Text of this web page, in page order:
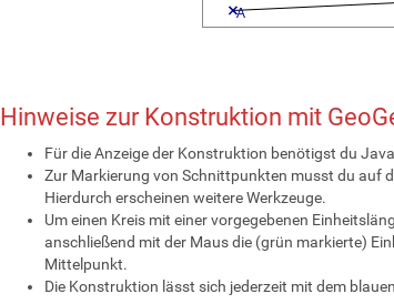
Hinweise zur Konstruktion mit
Für die Anzeige der Konstruktion benötigst du
Zur Markierung von Schnittpunkten musst du auf
Hierdurch erscheinen weitere Werkzeuge.
Um einen Kreis mit einer vorgegebenen
anschließend mit der Maus die (grün markierte)
Mittelpunkt.
Die Konstruktion lässt sich jederzeit mit dem